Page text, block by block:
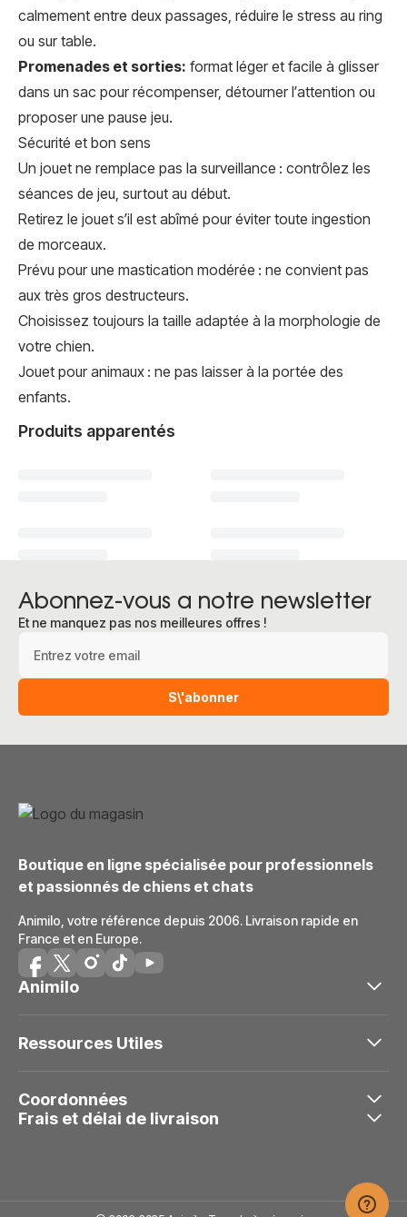
calmement entre deux passages, réduire le stress au ring
ou sur table.
Promenades et sorties: format léger et facile à glisser
dans un sac pour récompenser, détourner l’attention ou
proposer une pause jeu.
Sécurité et bon sens
Un jouet ne remplace pas la surveillance : contrôlez les
séances de jeu, surtout au début.
Retirez le jouet s’il est abîmé pour éviter toute ingestion
de morceaux.
Prévu pour une mastication modérée : ne convient pas
aux très gros destructeurs.
Choisissez toujours la taille adaptée à la morphologie de
votre chien.
Jouet pour animaux : ne pas laisser à la portée des
enfants.
Produits apparentés
Abonnez-vous a notre newsletter
Et ne manquez pas nos meilleures offres !
S\'abonner
Boutique en ligne spécialisée pour professionnels
et passionnés de chiens et chats
Animilo, votre référence depuis 2006. Livraison rapide en
France et en Europe.
Animilo
Ressources Utiles
Coordonnées
Frais et délai de livraison